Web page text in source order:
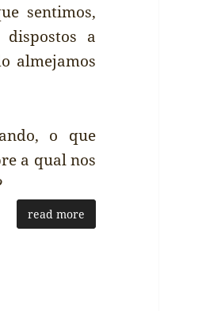
sentimos,
dispostos a
almejamos
o que
a qual nos
read more